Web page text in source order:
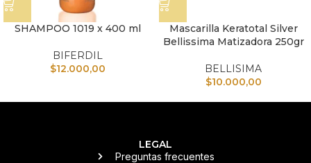
SHAMPOO 1019 x 400 ml
BIFERDIL
$12.000,00
Mascarilla Keratotal Silver
Bellissima Matizadora 250gr
BELLISIMA
$10.000,00
LEGAL
Preguntas frecuentes